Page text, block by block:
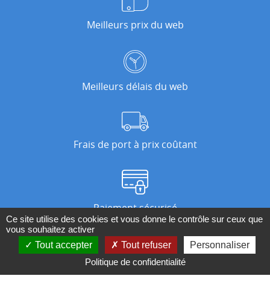
Meilleurs prix du web
Meilleurs délais du web
Frais de port à prix coûtant
Paiement sécurisé
Nos magasins
Ce site utilise des cookies et vous donne le contrôle sur ceux que
vous souhaitez activer
Tout accepter
Tout refuser
Personnaliser
Politique de confidentialité